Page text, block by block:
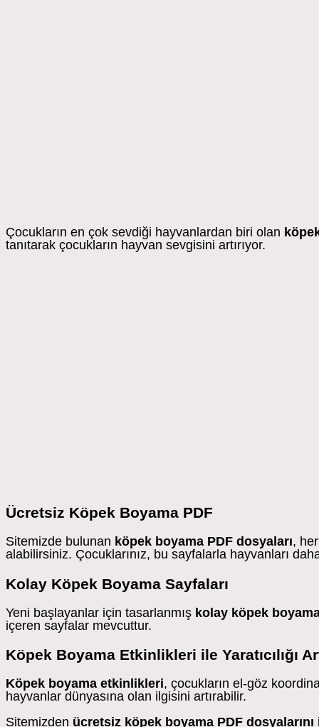
Çocukların en çok sevdiği hayvanlardan biri olan
tanıtarak çocukların hayvan sevgisini artırıyor.
Ücretsiz Köpek Boyama PDF
Sitemizde bulunan köpek boyama PDF dosyaları,
alabilirsiniz. Çocuklarınız, bu sayfalarla hayvanları
Kolay Köpek Boyama Sayfaları
Yeni başlayanlar için tasarlanmış kolay köpek
içeren sayfalar mevcuttur.
Köpek Boyama Etkinlikleri ile Yaratıcılığı
Köpek boyama etkinlikleri, çocukların el-göz
hayvanlar dünyasına olan ilgisini artırabilir.
Sitemizden ücretsiz köpek boyama PDF dosyalarını